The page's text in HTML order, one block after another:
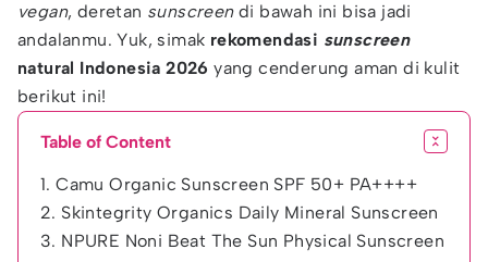
vegan, deretan sunscreen di bawah ini bisa jadi
andalanmu. Yuk, simak rekomendasi sunscreen
natural Indonesia 2026yang cenderung aman di kulit
berikut ini!
Table of Content
1. Camu Organic Sunscreen SPF 50+ PA++++
2. Skintegrity Organics Daily Mineral Sunscreen
3. NPURE Noni Beat The Sun Physical Sunscreen